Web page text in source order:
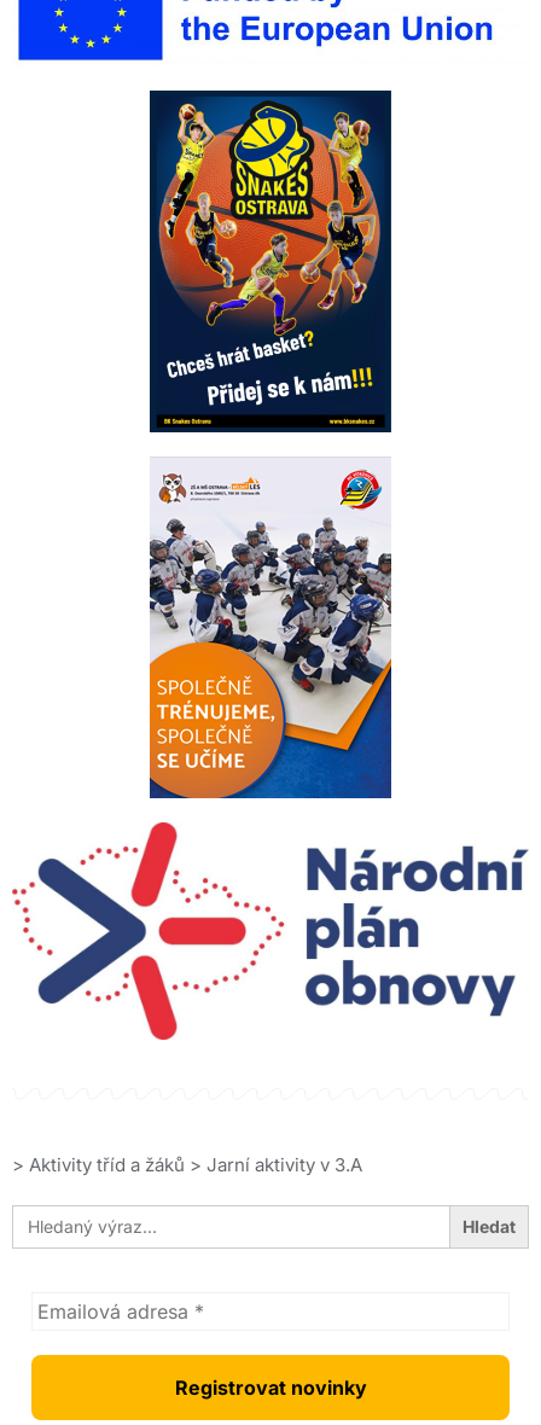
> Aktivity tříd a žáků > Jarní aktivity v 3.A
Search
for: